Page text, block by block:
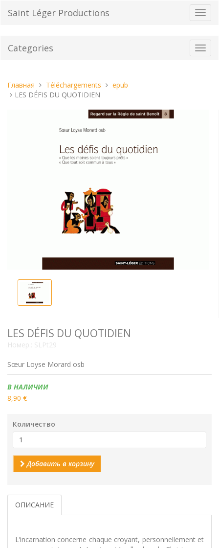
Saint Léger Productions
Categories
Вы
находитесь
Главная Téléchargements
epub
LES DÉFIS DU QUOTIDIEN
LES DÉFIS DU QUOTIDIEN
Номер.: SLPt29
Sœur Loyse Morard osb
Наличие:
В НАЛИЧИИ
8,90 €
Количество
Добавить в корзину
ОПИСАНИЕ
L’incarnation concerne chaque croyant, personnellement et